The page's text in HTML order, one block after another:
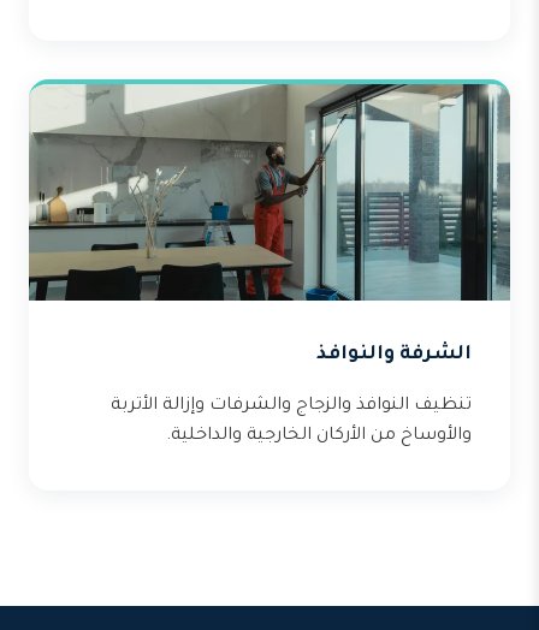
الشرفة والنوافذ
تنظيف النوافذ والزجاج والشرفات وإزالة الأتربة
والأوساخ من الأركان الخارجية والداخلية.